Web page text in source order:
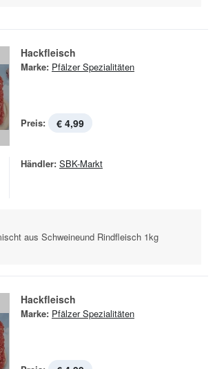
Hackfleisch
Marke: Pfälzer Spezialitäten
Preis: € 4,99
Händler: SBK-Markt
aus Schweineund Rindfleisch 1kg
Hackfleisch
Marke: Pfälzer Spezialitäten